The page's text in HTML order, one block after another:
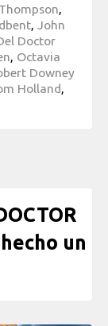
,
, John
Doctor
, Octavia
Downey
Holland,
un